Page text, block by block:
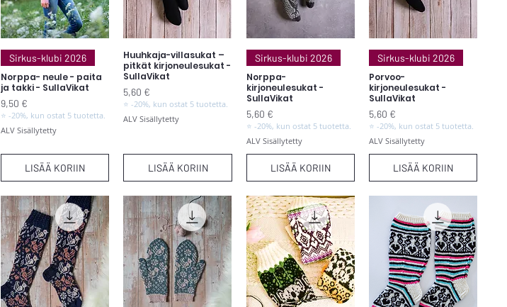
Pikakatselu
Sirkus-klubi 2026
Norppa- neule - paita
ja takki - SullaVikat
Hinta
9,50 €
⭐ -20%, kun ostat 5 tuotetta.
ALV Sisällytetty
LISÄÄ KORIIN
Pikakatselu
Huuhkaja-villasukat –
pitkät kirjoneulesukat -
SullaVikat
Hinta
5,60 €
⭐ -20%, kun ostat 5 tuotetta.
ALV Sisällytetty
LISÄÄ KORIIN
Pikakatselu
Sirkus-klubi 2026
Norppa-
kirjoneulesukat -
SullaVikat
Hinta
5,60 €
⭐ -20%, kun ostat 5 tuotetta.
ALV Sisällytetty
LISÄÄ KORIIN
Pikakatselu
Sirkus-klubi 2026
Porvoo-
kirjoneulesukat -
SullaVikat
Hinta
5,60 €
⭐ -20%, kun ostat 5 tuotetta.
ALV Sisällytetty
LISÄÄ KORIIN